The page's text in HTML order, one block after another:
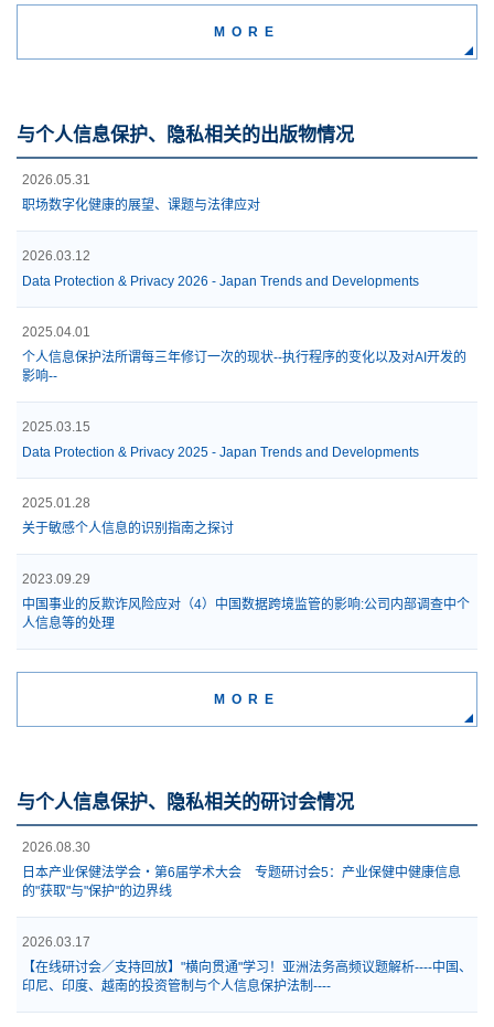
MORE
与个人信息保护、隐私相关的出版物情况
2026.05.31
职场数字化健康的展望、课题与法律应对
2026.03.12
Data Protection & Privacy 2026 - Japan Trends and Developments
2025.04.01
个人信息保护法所谓每三年修订一次的现状--执行程序的变化以及对AI开发的
影响--
2025.03.15
Data Protection & Privacy 2025 - Japan Trends and Developments
2025.01.28
关于敏感个人信息的识别指南之探讨
2023.09.29
中国事业的反欺诈风险应对（4）中国数据跨境监管的影响:公司内部调查中个
人信息等的处理
MORE
与个人信息保护、隐私相关的研讨会情况
2026.08.30
日本产业保健法学会・第6届学术大会 专题研讨会5：产业保健中健康信息
的"获取"与"保护"的边界线
2026.03.17
【在线研讨会／支持回放】"横向贯通"学习！亚洲法务高频议题解析----中国、
印尼、印度、越南的投资管制与个人信息保护法制----